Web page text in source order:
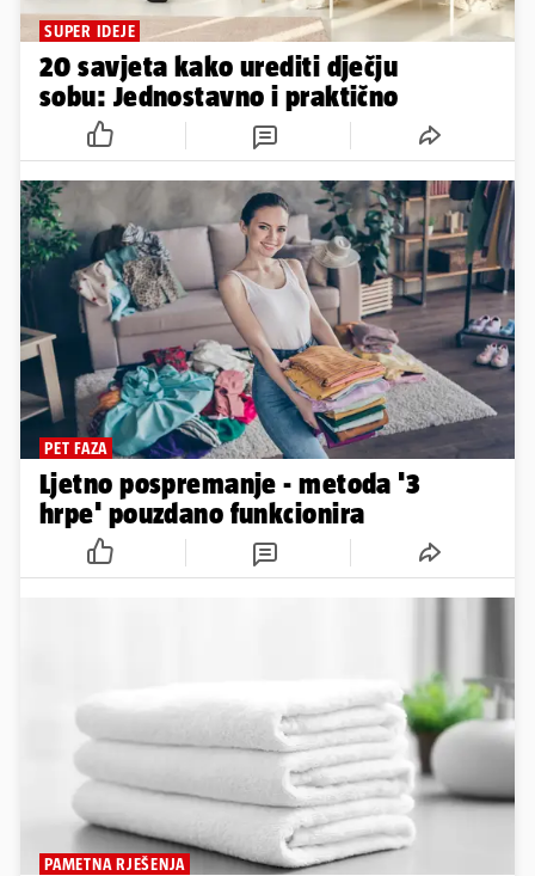
SUPER IDEJE
20 savjeta kako urediti dječju
sobu: Jednostavno i praktično
PET FAZA
Ljetno pospremanje - metoda '3
hrpe' pouzdano funkcionira
PAMETNA RJEŠENJA